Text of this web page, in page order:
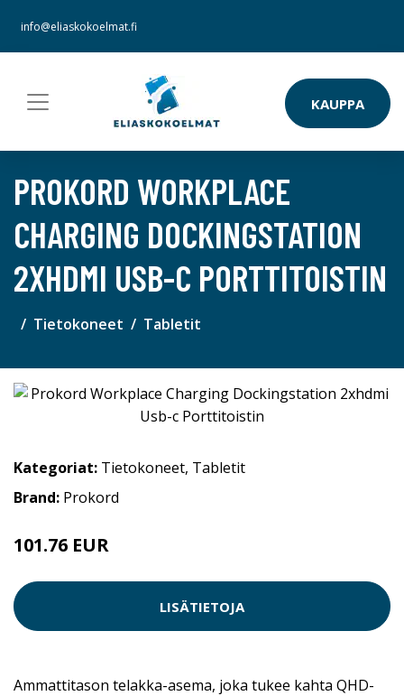
info@eliaskokoelmat.fi
KAUPPA
PROKORD WORKPLACE
CHARGING DOCKINGSTATION
2XHDMI USB-C PORTTITOISTIN
Tietokoneet Tabletit
Kategoriat: Tietokoneet, Tabletit
Brand: Prokord
101.76 EUR
LISÄTIETOJA
Ammattitason telakka-asema, joka tukee kahta QHD-